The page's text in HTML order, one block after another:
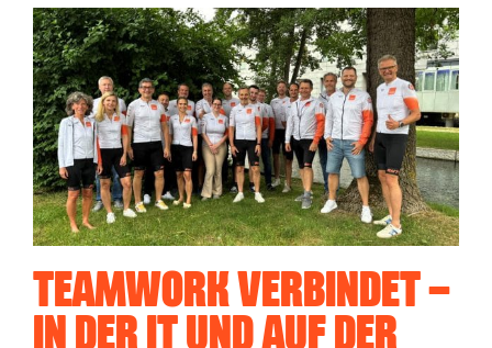
TEAMWORK VERBINDET –
IN DER IT UND AUF DER